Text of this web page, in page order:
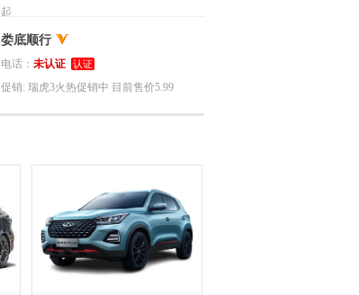
起
娄底顺行
电话： 未认证 认证
促销: 瑞虎3火热促销中 目前售价5.99